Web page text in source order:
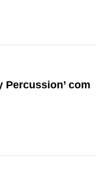
Percussion’ com